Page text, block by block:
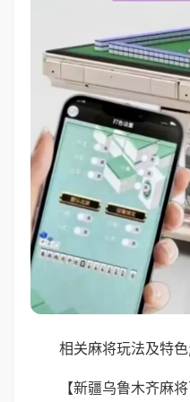
相关麻将玩法及特
【新疆乌鲁木齐麻